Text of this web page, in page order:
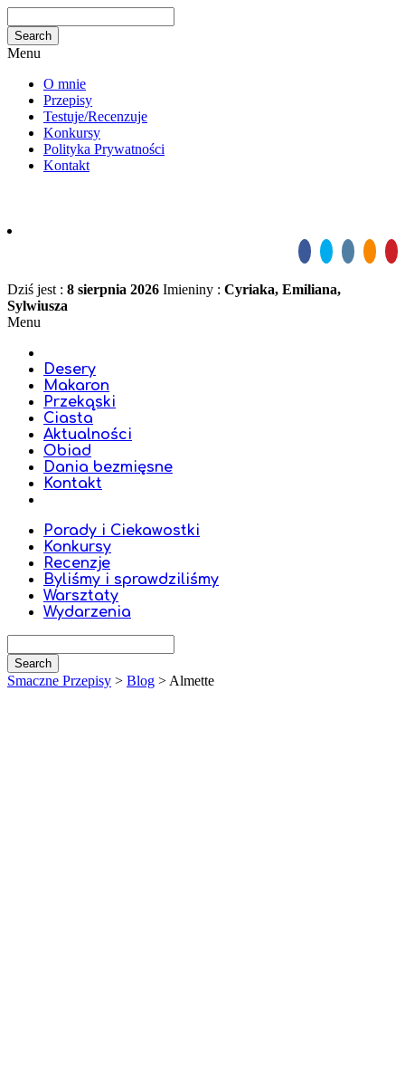
Menu
O mnie
Przepisy
Testuje/Recenzuje
Konkursy
Polityka Prywatności
Kontakt
Dziś jest : 8 sierpnia 2026 Imieniny : Cyriaka, Emiliana,
Sylwiusza
Menu
Desery
Makaron
Przekąski
Ciasta
Aktualności
Obiad
Dania bezmięsne
Kontakt
Porady i Ciekawostki
Konkursy
Recenzje
Byliśmy i sprawdziliśmy
Warsztaty
Wydarzenia
Smaczne Przepisy > Blog > Almette